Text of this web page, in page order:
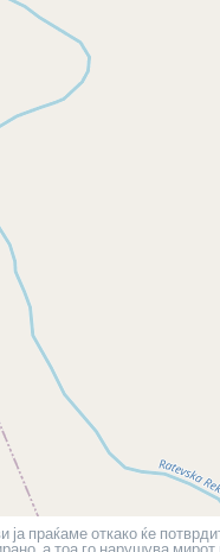
праќаме откако ќе